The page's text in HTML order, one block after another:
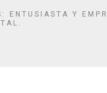
ENTUSIASTA Y